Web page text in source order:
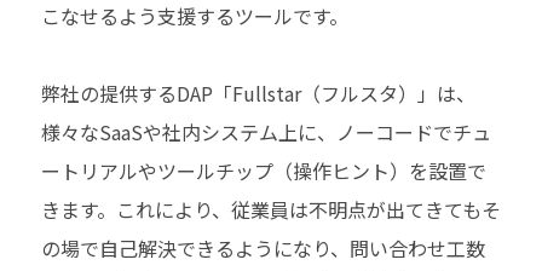
こなせるよう支援するツールです。
弊社の提供するDAP「Fullstar（フルスタ）」は、
様々なSaaSや社内システム上に、ノーコードでチュ
ートリアルやツールチップ（操作ヒント）を設置で
きます。これにより、従業員は不明点が出てきてもそ
の場で自己解決できるようになり、問い合わせ工数